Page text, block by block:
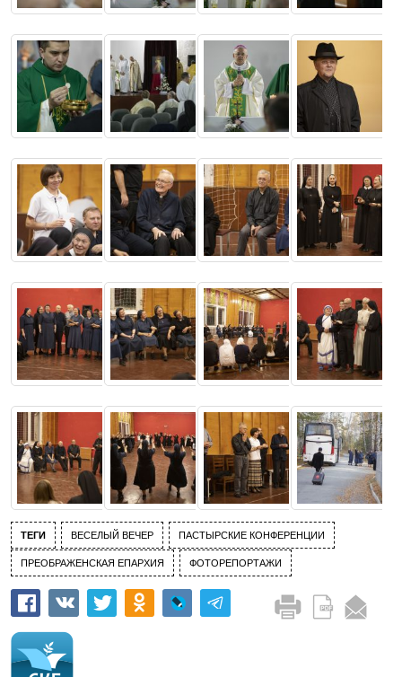
ТЕГИ ВЕСЕЛЫЙ ВЕЧЕР ПАСТЫРСКИЕ КОНФЕРЕНЦИИ
ПРЕОБРАЖЕНСКАЯ ЕПАРХИЯ ФОТОРЕПОРТАЖИ